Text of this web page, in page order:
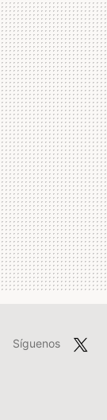
Síguenos